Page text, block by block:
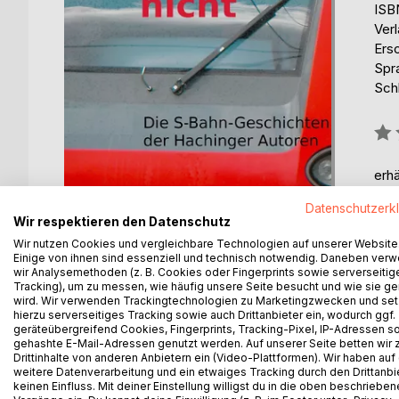
BESCHREIBUNG AUTOR/IN
Wir respektieren den Datenschutz
Wir nutzen Cookies und vergleichbare Technologien auf unserer Website.
Einige von ihnen sind essenziell und technisch notwendig. Daneben
wir Analysemethoden (z. B. Cookies oder Fingerprints sowie
Tracking), um zu messen, wie häufig unsere Seite besucht und wie sie
wird. Wir verwenden Trackingtechnologien zu Marketingzwecken und
hierzu serverseitiges Tracking sowie auch Drittanbieter ein, wodurch ggf.
geräteübergreifend Cookies, Fingerprints, Tracking-Pixel, IP-Adressen
gehashte E-Mail-Adressen genutzt werden. Auf unserer Seite betten wir
Drittinhalte von anderen Anbietern ein (Video-Plattformen). Wir haben auf
weitere Datenverarbeitung und ein etwaiges Tracking durch den
keinen Einfluss. Mit deiner Einstellung willigst du in die oben